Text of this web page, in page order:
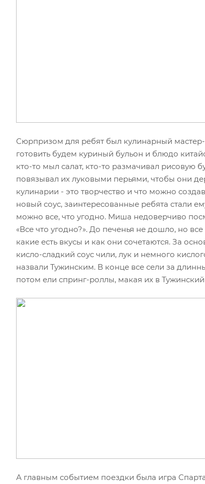
Сюрпризом для ребят был кулинарный
готовить будем куриный бульон и блюдо
кто-то мыл салат, кто-то размачивал рисовую
повязывал их луковыми перьями, чтобы они
кулинарии - это творчество и что можно
новый соус, заинтересованные ребята стали
можно все, что угодно. Миша недоверчиво
«Все что угодно?». До печенья не дошло, но
какие есть вкусы и как они сочетаются. За
кисло-сладкий соус чили, лук и немного
назвали Тужинским. В конце все сели за
потом ели спринг-роллы, макая их в Тужинский
А главным событием поездки была игра